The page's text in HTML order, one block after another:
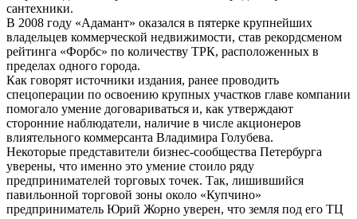
сантехники.
В 2008 году «Адамант» оказался в пятерке крупнейших
владельцев коммерческой недвижимости, став рекордсменом
рейтинга «Форбс» по количеству ТРК, расположенных в
пределах одного города.
Как говорят источники издания, ранее проводить
спецоперации по освоению крупных участков главе компании
помогало умение договариваться и, как утверждают
сторонние наблюдатели, наличие в числе акционеров
влиятельного коммерсанта Владимира Голубева.
Некоторые представители бизнес-сообщества Петербурга
уверены, что именно это умение стоило ряду
предпринимателей торговых точек. Так, лишившийся
павильонной торговой зоны около «Купчино»
предприниматель Юрий Жорно уверен, что земля под его ТЦ